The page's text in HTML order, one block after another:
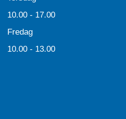
10.00 - 17.00
Fredag
10.00 - 13.00